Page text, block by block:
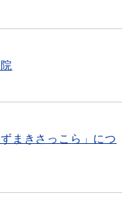
まきさっこら」につ